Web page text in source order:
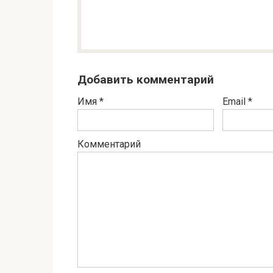
Добавить комментарий
Имя * Email *
Комментарий